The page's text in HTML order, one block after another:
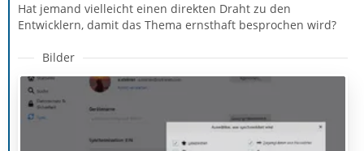
Hat jemand vielleicht einen direkten Draht zu den
Entwicklern, damit das Thema ernsthaft besprochen wird?
Bilder